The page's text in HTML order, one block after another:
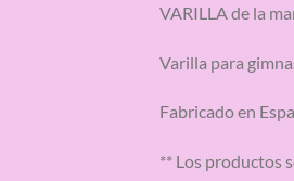
VARILLA de la
Varilla para
Fabricado en
** Los productos